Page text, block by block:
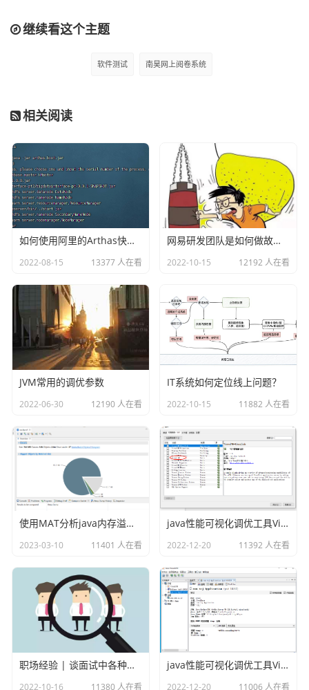
主观题我们设置下分数即可。然后点击确定保存，再点击阅
卷员设置
首先我们点击添加按钮，添加阅卷的老师，这里我们添加一
个名称为test555的阅卷老师，然后再第四题这里选择编辑，
然后选择让test555这个老师来阅卷第四题。
此时我们的阅卷设置就完成了。
备注：
1、阅卷的话，老师只能阅卷主观题，客观题由系统自动判断答
真正的成长, 源于内心的觉醒和不懈的努力, 你的信念
继续看这个主题
软件测试 南昊网上阅卷系统
相关阅读
如何使用阿里的Arthas快速定位正在线上运行的程序问题
2022-08-15 13377 人在看
网易研发团队是如何做故障演练的？
2022-10-15 12192 人在看
JVM常用的调优参数
2022-06-30 12190 人在看
IT系统如何定位线上问题？
2022-10-15 11882 人在看
使用MAT分析java内存溢出的原因
2023-03-10 11401 人在看
java性能可视化调优工具VisualVM插件之Visual GC
2022-12-20 11392 人在看
职场经验 | 谈面试中各种各样的坑
2022-10-16 11380 人在看
java性能可视化调优工具VisualVM
2022-12-20 11006 人在看